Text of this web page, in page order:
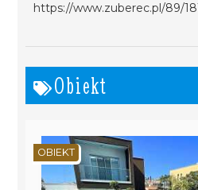
https://www.zuberec.pl/89/
Obiekt
OBIEKT